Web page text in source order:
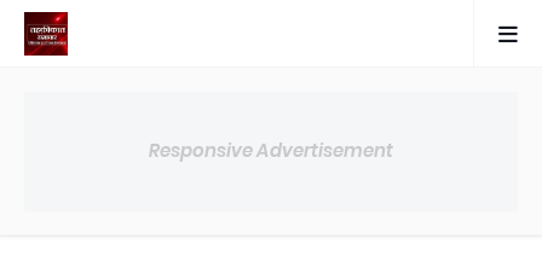
Responsive Advertisement